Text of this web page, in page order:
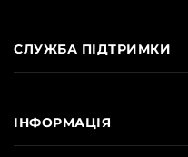
СЛУЖБА ПІДТРИМКИ
ІНФОРМАЦІЯ